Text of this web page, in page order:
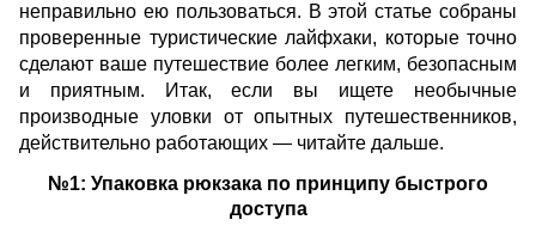
неправильно ею пользоваться. В этой статье собраны
проверенные туристические лайфхаки, которые точно
сделают ваше путешествие более легким, безопасным
и приятным. Итак, если вы ищете необычные
производные уловки от опытных путешественников,
действительно работающих — читайте дальше.
№1: Упаковка рюкзака по принципу быстрого
доступа